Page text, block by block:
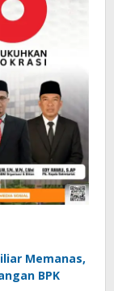
Memanas,
BPK